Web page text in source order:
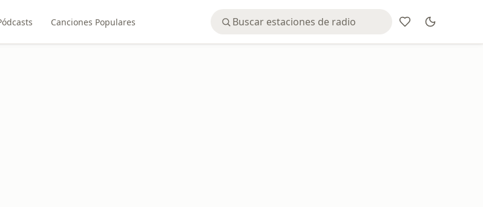
Canciones Populares